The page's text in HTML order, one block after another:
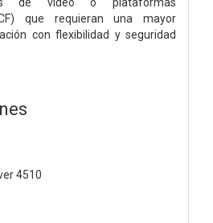
que requieran una mayor
con flexibilidad y seguridad
4510